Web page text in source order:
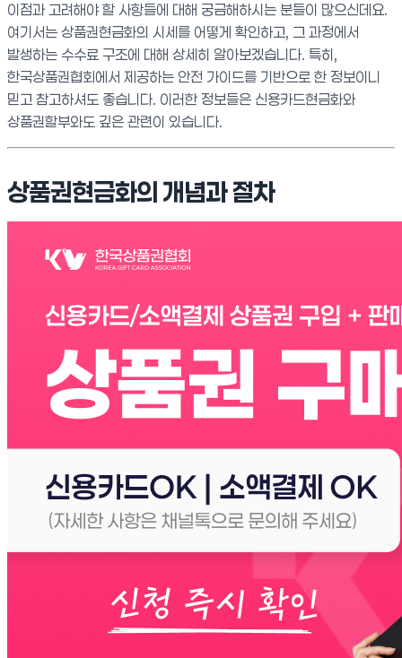
이점과 고려해야 할 사항들에 대해 궁금해하시는 분들이 많으신데요.
여기서는 상품권현금화의 시세를 어떻게 확인하고, 그 과정에서
발생하는 수수료 구조에 대해 상세히 알아보겠습니다. 특히,
한국상품권협회에서 제공하는 안전 가이드를 기반으로 한 정보이니
믿고 참고하셔도 좋습니다. 이러한 정보들은 신용카드현금화와
상품권할부와도 깊은 관련이 있습니다.
상품권현금화의 개념과 절차